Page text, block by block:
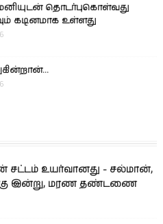
தொடர்புகொள்வது
கடினமாக உள்ளது
உயர்வானது - சல்மான்,
இன்று, மரண தண்டணை